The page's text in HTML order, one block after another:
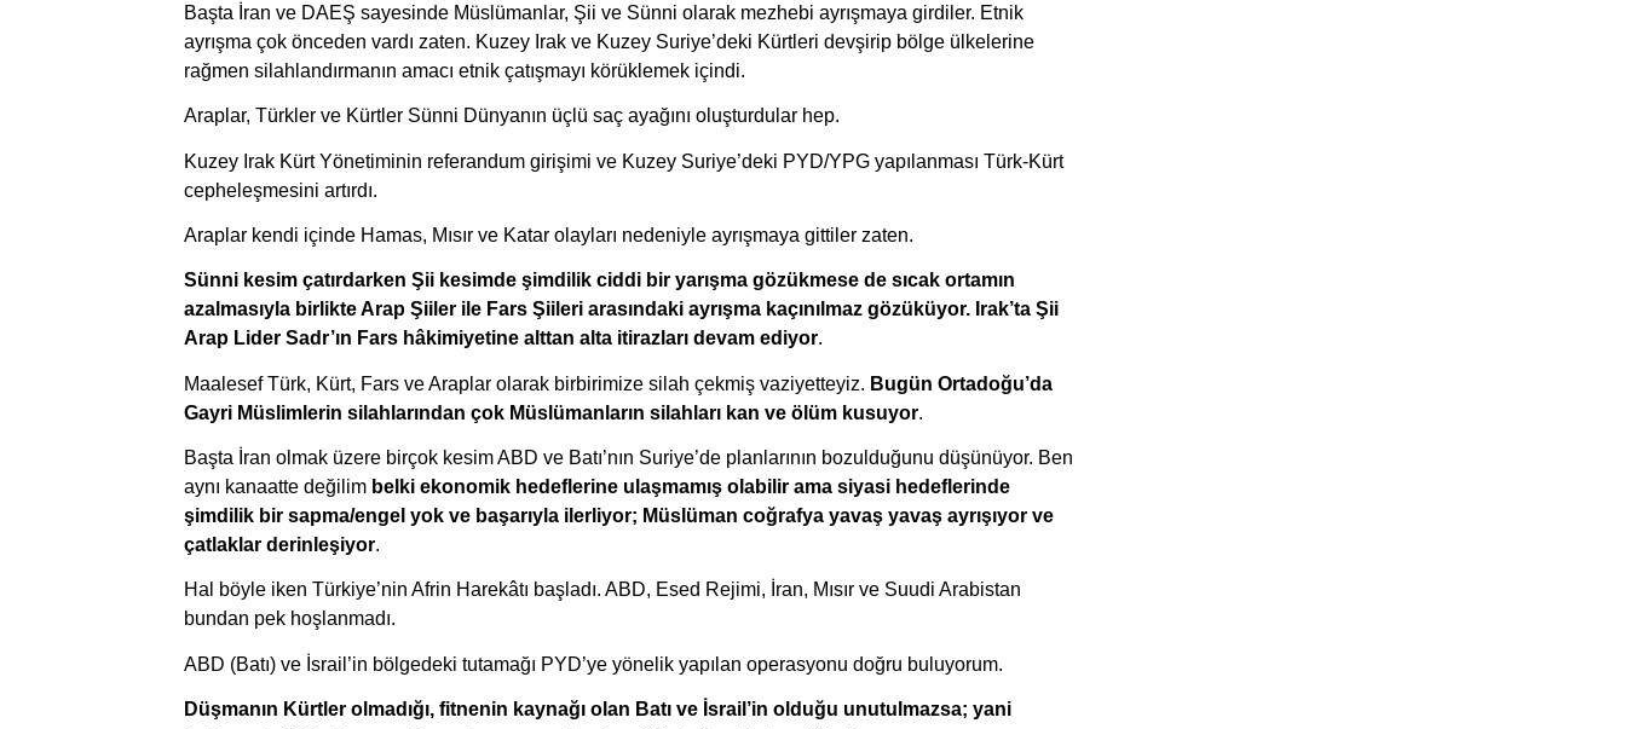
Başta İran ve DAEŞ sayesinde Müslümanlar, Şii ve Sünni olarak mezhebi ayrışmaya girdiler. Etnik
ayrışma çok önceden vardı zaten. Kuzey Irak ve Kuzey Suriye’deki Kürtleri devşirip bölge ülkelerine
rağmen silahlandırmanın amacı etnik çatışmayı körüklemek içindi.
Araplar, Türkler ve Kürtler Sünni Dünyanın üçlü saç ayağını oluşturdular hep.
Kuzey Irak Kürt Yönetiminin referandum girişimi ve Kuzey Suriye’deki PYD/YPG yapılanması Türk-Kürt
cepheleşmesini artırdı.
Araplar kendi içinde Hamas, Mısır ve Katar olayları nedeniyle ayrışmaya gittiler zaten.
Sünni kesim çatırdarken Şii kesimde şimdilik ciddi bir yarışma gözükmese de sıcak ortamın
azalmasıyla birlikte Arap Şiiler ile Fars Şiileri arasındaki ayrışma kaçınılmaz gözüküyor. Irak’ta Şii
Arap Lider Sadr’ın Fars hâkimiyetine alttan alta itirazları devam ediyor.
Maalesef Türk, Kürt, Fars ve Araplar olarak birbirimize silah çekmiş vaziyetteyiz. Bugün Ortadoğu’da
Gayri Müslimlerin silahlarından çok Müslümanların silahları kan ve ölüm kusuyor.
Başta İran olmak üzere birçok kesim ABD ve Batı’nın Suriye’de planlarının bozulduğunu düşünüyor. Ben
aynı kanaatte değilim belki ekonomik hedeflerine ulaşmamış olabilir ama siyasi hedeflerinde
şimdilik bir sapma/engel yok ve başarıyla ilerliyor; Müslüman coğrafya yavaş yavaş ayrışıyor ve
çatlaklar derinleşiyor.
Hal böyle iken Türkiye’nin Afrin Harekâtı başladı. ABD, Esed Rejimi, İran, Mısır ve Suudi Arabistan
bundan pek hoşlanmadı.
ABD (Batı) ve İsrail’in bölgedeki tutamağı PYD’ye yönelik yapılan operasyonu doğru buluyorum.
Düşmanın Kürtler olmadığı, fitnenin kaynağı olan Batı ve İsrail’in olduğu unutulmazsa; yani